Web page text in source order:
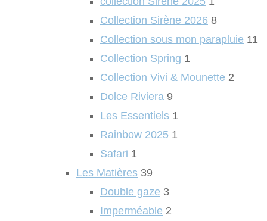
Collection Sirène 2026 8
Collection sous mon parapluie 11
Collection Spring 1
Collection Vivi & Mounette 2
Dolce Riviera 9
Les Essentiels 1
Rainbow 2025 1
Safari 1
Les Matières 39
Double gaze 3
Imperméable 2